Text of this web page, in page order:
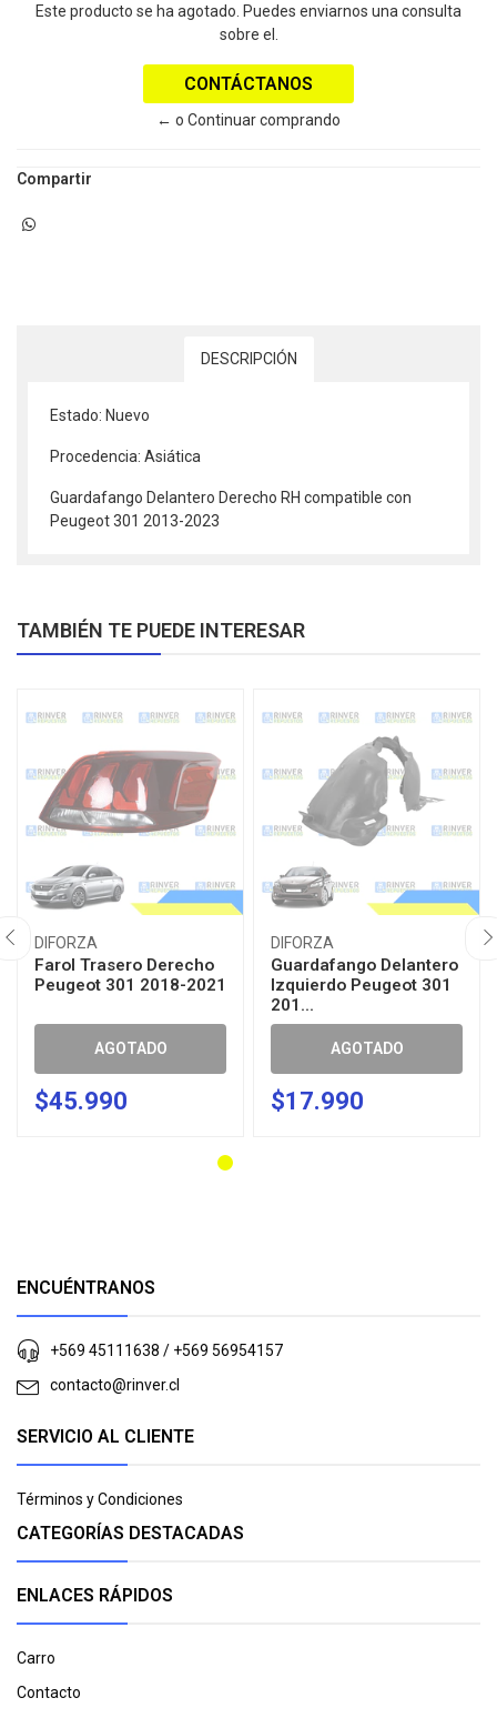
Este producto se ha agotado. Puedes enviarnos una consulta
sobre el.
CONTÁCTANOS
← o Continuar comprando
Compartir
DESCRIPCIÓN
Estado: Nuevo
Procedencia: Asiática
Guardafango Delantero Derecho RH compatible con
Peugeot 301 2013-2023
TAMBIÉN TE PUEDE INTERESAR
DIFORZA
Farol Trasero Derecho
Peugeot 301 2018-2021
AGOTADO
$45.990
DIFORZA
Guardafango Delantero
Izquierdo Peugeot 301
201...
AGOTADO
$17.990
ENCUÉNTRANOS
+569 45111638 / +569 56954157
contacto@rinver.cl
SERVICIO AL CLIENTE
Términos y Condiciones
CATEGORÍAS DESTACADAS
ENLACES RÁPIDOS
Carro
Contacto